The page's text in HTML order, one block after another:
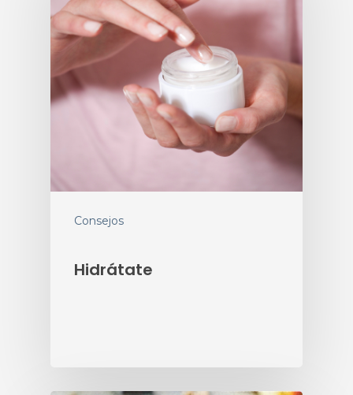
Consejos
Hidrátate